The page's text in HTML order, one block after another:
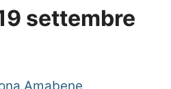
settembre
Amabene